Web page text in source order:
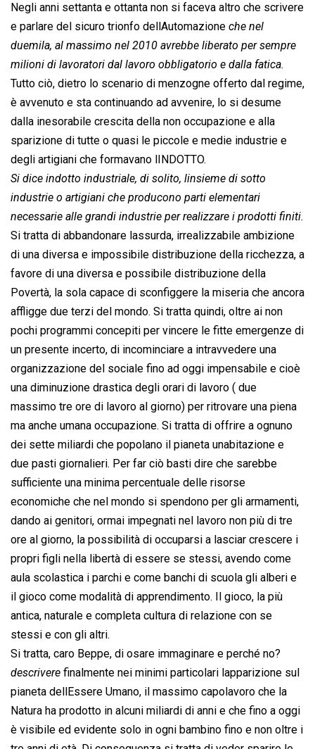
Negli anni settanta e ottanta non si faceva altro che scrivere
e parlare del sicuro trionfo dellAutomazione  che nel
duemila, al massimo nel 2010 avrebbe liberato per sempre
milioni di lavoratori dal lavoro obbligatorio e dalla fatica.
Tutto ciò, dietro lo scenario di menzogne offerto dal regime,
è avvenuto e sta continuando ad avvenire, lo si desume
dalla inesorabile crescita della non occupazione e alla
sparizione di tutte o quasi le piccole e medie industrie e
degli artigiani che formavano lINDOTTO.
Si dice indotto industriale, di solito, linsieme di sotto
industrie o artigiani che producono parti elementari
necessarie alle grandi industrie per realizzare i prodotti finiti.
Si tratta di abbandonare lassurda, irrealizzabile ambizione
di una diversa e impossibile distribuzione della ricchezza, a
favore di una diversa e possibile distribuzione della
Povertà, la sola capace di sconfiggere la miseria che ancora
affligge due terzi del mondo. Si tratta quindi, oltre ai non
pochi programmi concepiti per vincere le fitte emergenze di
un presente incerto, di incominciare a intravvedere una
organizzazione del sociale fino ad oggi impensabile e cioè
una diminuzione drastica degli orari di lavoro ( due
massimo tre ore di lavoro al giorno) per ritrovare una piena
ma anche umana occupazione. Si tratta di offrire a ognuno
dei sette miliardi che popolano il pianeta unabitazione e
due pasti giornalieri. Per far ciò basti dire che sarebbe
sufficiente una minima percentuale delle risorse
economiche che nel mondo si spendono per gli armamenti,
dando ai genitori, ormai impegnati nel lavoro non più di tre
ore al giorno, la possibilità di occuparsi a lasciar crescere i
propri figli nella libertà di essere se stessi, avendo come
aula scolastica i parchi e come banchi di scuola gli alberi e
il gioco come modalità di apprendimento. Il gioco, la più
antica, naturale e completa cultura di relazione con se
stessi e con gli altri.
Si tratta, caro Beppe, di osare immaginare e perché no?
descrivere  finalmente nei minimi particolari lapparizione sul
pianeta dellEssere Umano, il massimo capolavoro che la
Natura ha prodotto in alcuni miliardi di anni e che fino a oggi
è visibile ed evidente solo in ogni bambino fino e non oltre i